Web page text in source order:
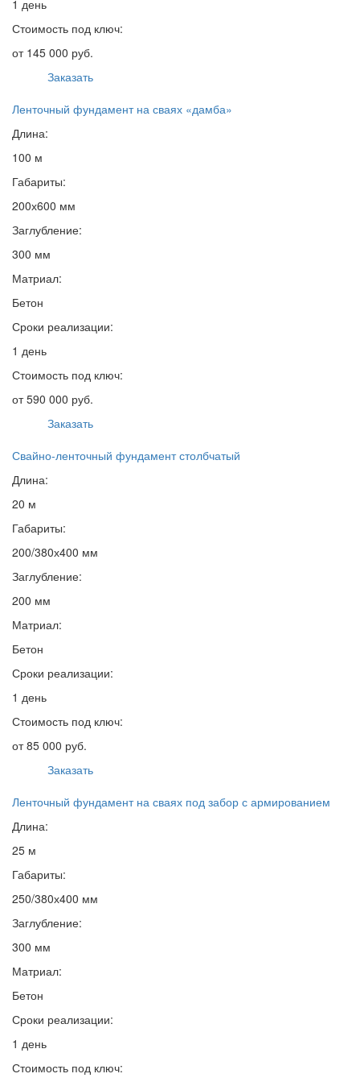
1 день
Стоимость под ключ:
от 145 000 руб.
Заказать
Ленточный фундамент на сваях «дамба»
Длина:
100 м
Габариты:
200х600 мм
Заглубление:
300 мм
Матриал:
Бетон
Сроки реализации:
1 день
Стоимость под ключ:
от 590 000 руб.
Заказать
Свайно-ленточный фундамент столбчатый
Длина:
20 м
Габариты:
200/380х400 мм
Заглубление:
200 мм
Матриал:
Бетон
Сроки реализации:
1 день
Стоимость под ключ:
от 85 000 руб.
Заказать
Ленточный фундамент на сваях под забор с армированием
Длина:
25 м
Габариты:
250/380х400 мм
Заглубление:
300 мм
Матриал:
Бетон
Сроки реализации:
1 день
Стоимость под ключ: